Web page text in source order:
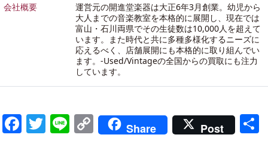
会社概要
運営元の開進堂楽器は大正6年3月創業。幼児から
大人までの音楽教室を本格的に展開し、現在では
富山・石川両県でその生徒数は10,000人を超えて
います。また時代と共に多種多様化するニーズに
応えるべく、店舗展開にも本格的に取り組んでい
ます。-Used/Vintageの全国からの買取にも注力
しています。
Facebook
Twitter
LineCopy
Link
Share Post